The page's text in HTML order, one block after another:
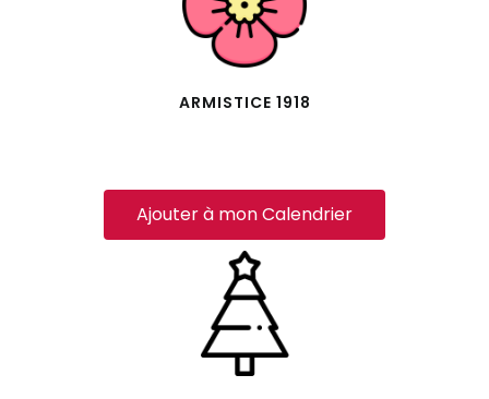
ARMISTICE 1918
Ajouter à mon Calendrier